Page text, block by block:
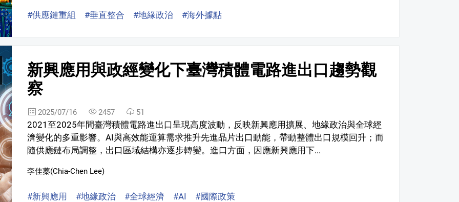
#供應鏈重組 #垂直整合 #地緣政治 #海外據點
新興應用與政經變化下臺灣積體電路進出口趨勢觀
察
2025/07/16 2457 51
2021至2025年間臺灣積體電路進出口呈現高度波動，反映新興應用擴展、地緣政治與全球經
濟變化的多重影響。AI與高效能運算需求推升先進晶片出口動能，帶動整體出口規模回升；而
隨供應鏈布局調整，出口區域結構亦逐步轉變。進口方面，因應新興應用下...
李佳蓁(Chia-Chen Lee)
#新興應用 #地緣政治 #全球經濟 #AI #國際政策